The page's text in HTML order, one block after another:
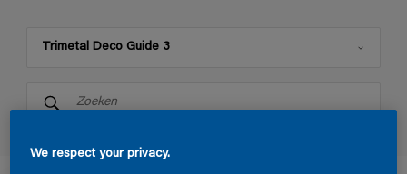
Trimetal Deco Guide 3
We respect your privacy.